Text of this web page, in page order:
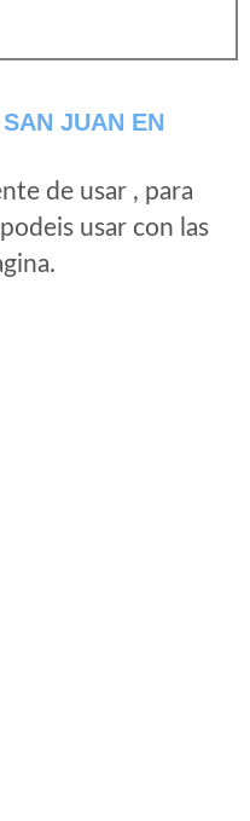
JUAN EN
de usar , para
usar con las